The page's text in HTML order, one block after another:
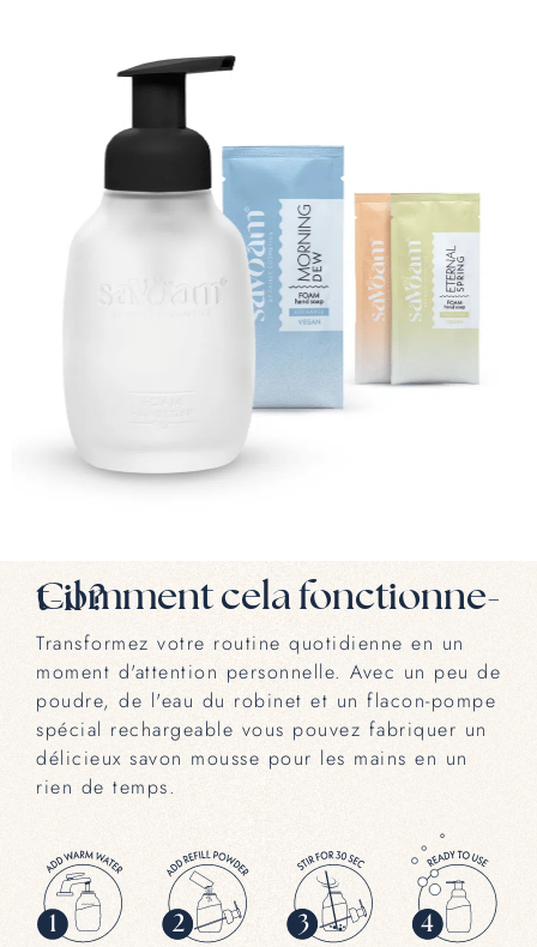
Comment cela fonctionne-t-il ?
Transformez votre routine quotidienne en un
moment d'attention personnelle. Avec un peu de
poudre, de l'eau du robinet et un flacon-pompe
spécial rechargeable vous pouvez fabriquer un
délicieux savon mousse pour les mains en un
rien de temps.